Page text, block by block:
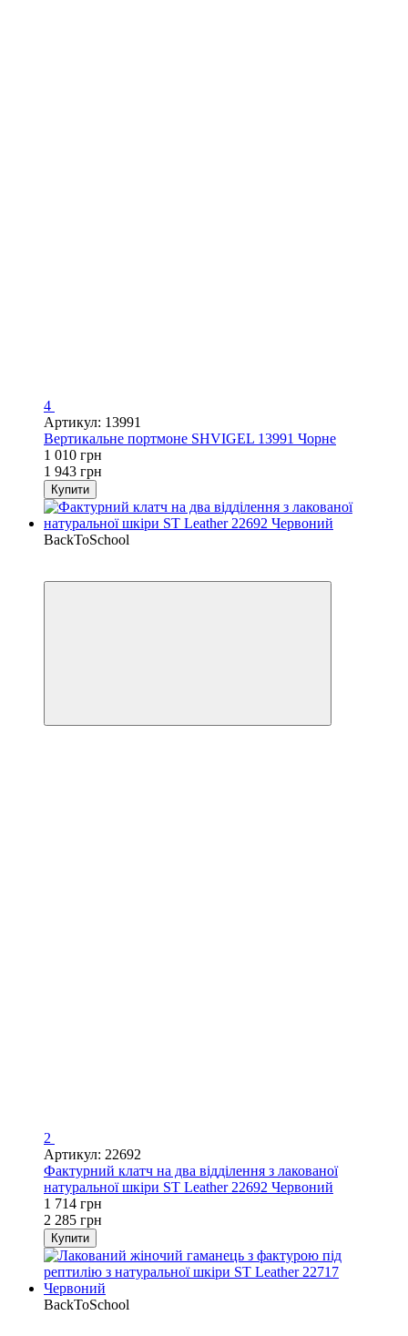
4
Артикул: 13991
Вертикальне портмоне SHVIGEL 13991 Чорне
1 010 грн
1 943 грн
Купити
BackToSchool
2
Артикул: 22692
Фактурний клатч на два відділення з лакованої
натуральної шкіри ST Leather 22692 Червоний
1 714 грн
2 285 грн
Купити
BackToSchool